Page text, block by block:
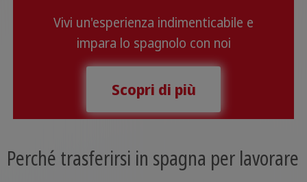
Vivi un'esperienza indimenticabile e
impara lo spagnolo con noi
Scopri di più
Perché trasferirsi in spagna per lavorare